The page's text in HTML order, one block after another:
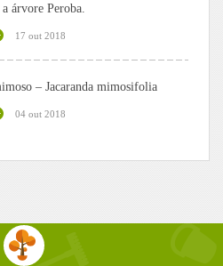
a árvore Peroba.
17 out 2018
– Jacaranda mimosifolia
04 out 2018